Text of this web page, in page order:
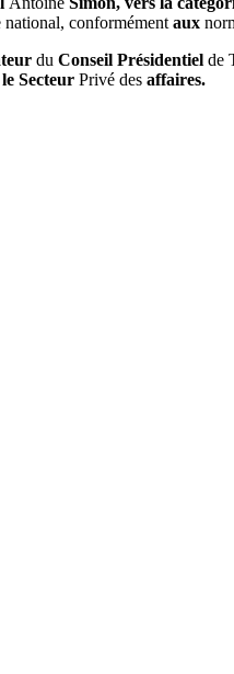
national, conformément aux
du Conseil Présidentiel de
le Secteur Privé des affaires.